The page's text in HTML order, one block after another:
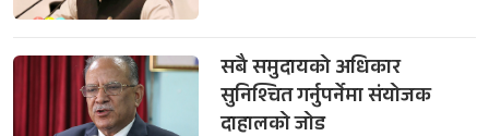
सबै समुदायको अधिकार
सुनिश्चित गर्नुपर्नेमा संयोजक
दाहालको जोड